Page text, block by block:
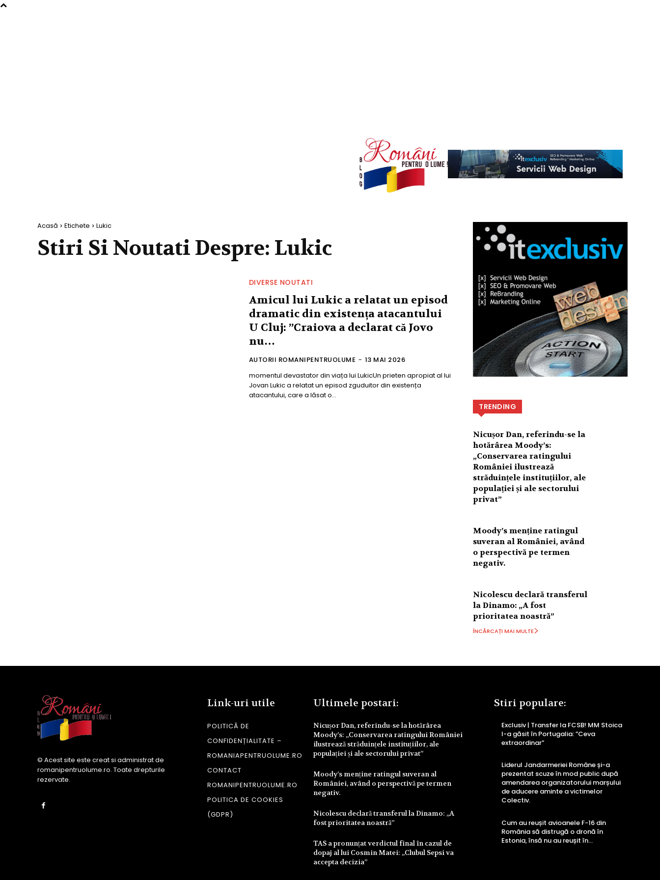
Acasă Etichete Lukic
Stiri Si Noutati Despre: Lukic
DIVERSE NOUTATI
Amicul lui Lukic a relatat un episod
dramatic din existența atacantului
U Cluj: ”Craiova a declarat că Jovo
nu…
AUTORII ROMANIPENTRUOLUME - 13 MAI 2026
momentul devastator din viața lui LukicUn prieten apropiat al lui
Jovan Lukic a relatat un episod zguduitor din existența
atacantului, care a lăsat o...
TRENDING
Nicușor Dan, referindu-se la
hotărârea Moody’s:
„Conservarea ratingului
României ilustrează
străduințele instituțiilor, ale
populației și ale sectorului
privat”
Moody’s menține ratingul
suveran al României, având
o perspectivă pe termen
negativ.
Nicolescu declară transferul
la Dinamo: „A fost
prioritatea noastră”
ÎNCĂRCAȚI MAI MULTE
© Acest site este creat si administrat de
romanipentruolume.ro. Toate drepturile
rezervate.
Link-uri utile
POLITICĂ DE
CONFIDENȚIALITATE –
ROMANIAPENTRUOLUME.RO
CONTACT
ROMANIPENTRUOLUME.RO
POLITICA DE COOKIES
(GDPR)
Ultimele postari:
Nicușor Dan, referindu-se la hotărârea
Moody’s: „Conservarea ratingului României
ilustrează străduințele instituțiilor, ale
populației și ale sectorului privat”
Moody’s menține ratingul suveran al
României, având o perspectivă pe termen
negativ.
Nicolescu declară transferul la Dinamo: „A
fost prioritatea noastră”
TAS a pronunțat verdictul final în cazul de
dopaj al lui Cosmin Matei: „Clubul Sepsi va
accepta decizia”
Stiri populare:
Exclusiv | Transfer la FCSB! MM Stoica
l-a găsit în Portugalia: ”Ceva
extraordinar”
Liderul Jandarmeriei Române și-a
prezentat scuze în mod public după
amendarea organizatorului marșului
de aducere aminte a victimelor
Colectiv.
Cum au reușit avioanele F-16 din
România să distrugă o dronă în
Estonia, însă nu au reușit în…